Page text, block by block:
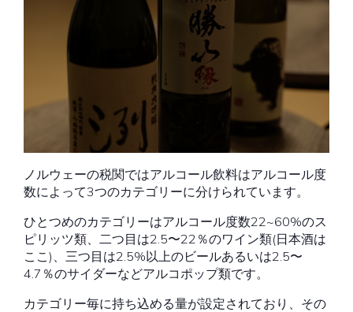
ノルウェーの税関ではアルコール飲料はアルコール度
数によって3つのカテゴリーに分けられています。
ひとつめのカテゴリーはアルコール度数22~60%のス
ピリッツ類、二つ目は2.5〜22％のワイン類(日本酒は
ここ)、三つ目は2.5%以上のビールあるいは2.5〜
4.7％のサイダーなどアルコポップ類です。
カテゴリー毎に持ち込める量が設定されており、その